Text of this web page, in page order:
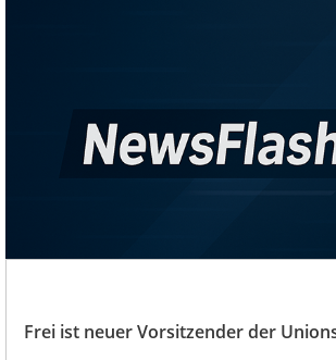
Frei ist neuer Vorsitzender der